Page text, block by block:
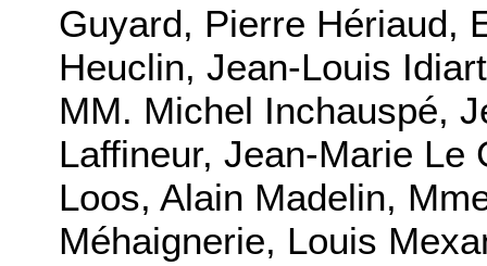
Guyard, Pierre Hériaud,
Heuclin, Jean-Louis
MM. Michel Inchauspé,
Laffineur, Jean-Marie Le
Loos, Alain Madelin,
Méhaignerie, Louis